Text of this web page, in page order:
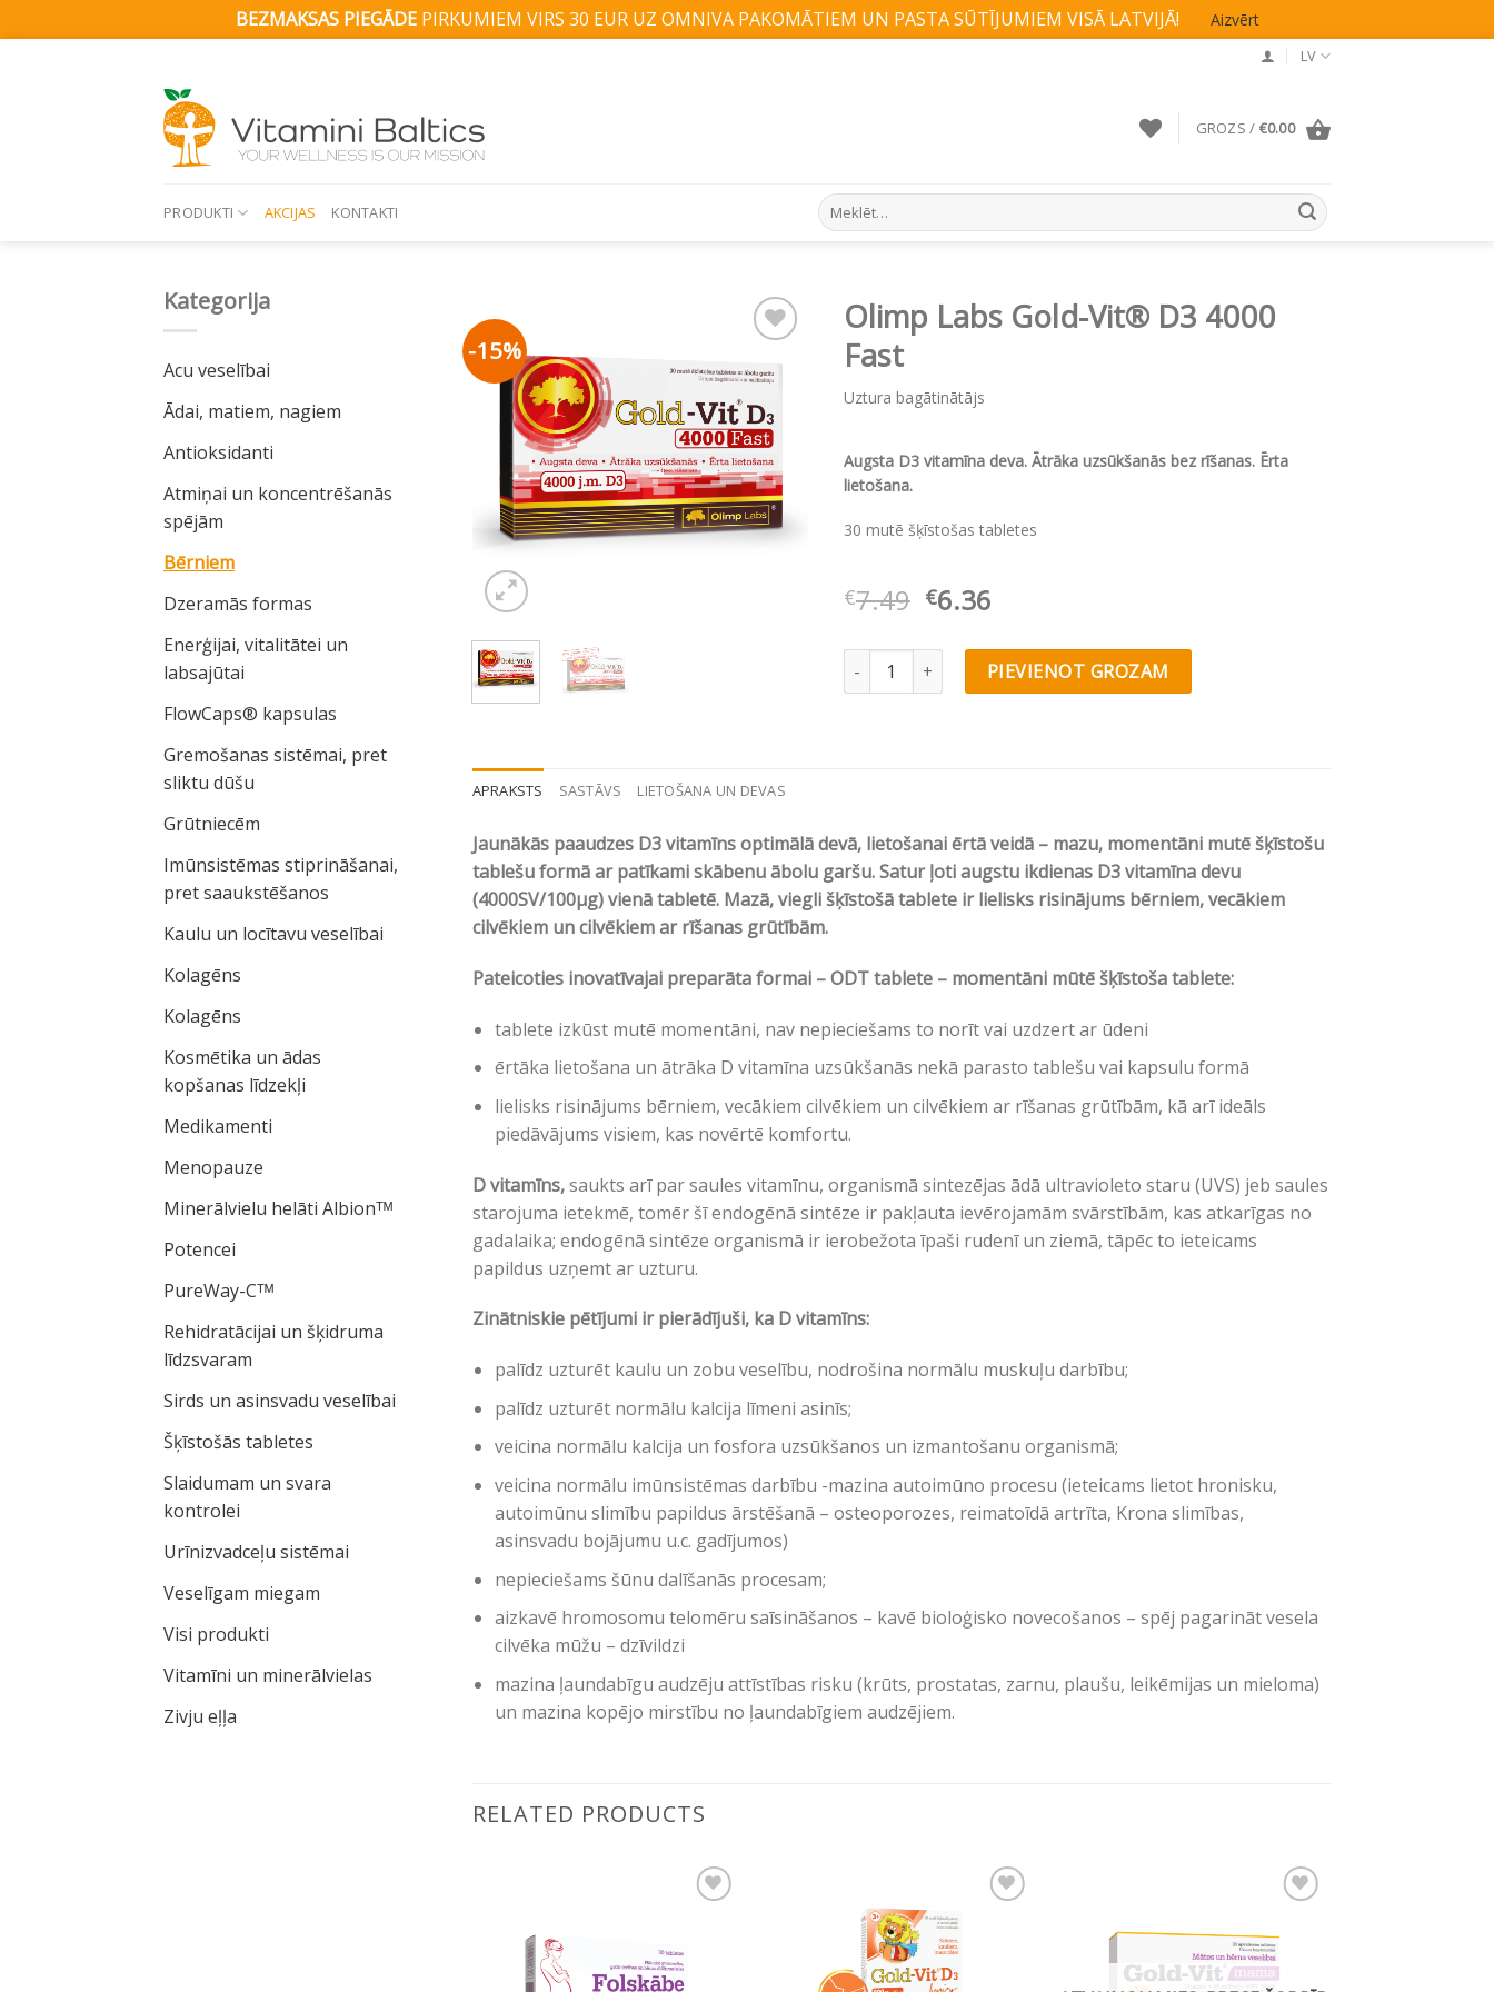
BEZMAKSAS PIEGĀDEPIRKUMIEM VIRS 30 EUR UZ OMNIVA PAKOMĀTIEM UN PASTA SŪTĪJUMIEM VISĀ LATVIJĀ! Aizvērt
LV
GROZS / €0.00
PRODUKTI AKCIJAS KONTAKTI
Search
for:
Kategorija
Acu veselībai
Ādai, matiem, nagiem
Antioksidanti
Atmiņai un koncentrēšanās
spējām
Bērniem
Dzeramās formas
Enerģijai, vitalitātei un
labsajūtai
FlowCaps® kapsulas
Gremošanas sistēmai, pret
sliktu dūšu
Grūtniecēm
Imūnsistēmas stiprināšanai,
pret saaukstēšanos
Kaulu un locītavu veselībai
Kolagēns
Kolagēns
Kosmētika un ādas
kopšanas līdzekļi
Medikamenti
Menopauze
Minerālvielu helāti Albionᵀᴹ
Potencei
PureWay-Cᵀᴹ
Rehidratācijai un šķidruma
līdzsvaram
Sirds un asinsvadu veselībai
Šķīstošās tabletes
Slaidumam un svara
kontrolei
Urīnizvadceļu sistēmai
Veselīgam miegam
Visi produkti
Vitamīni un minerālvielas
Zivju eļļa
-15%
Pievienot vēlmju
sarakstam
Olimp Labs Gold-Vit® D3 4000
Fast
Uztura bagātinātājs
Augsta D3 vitamīna deva. Ātrāka uzsūkšanās bez rīšanas. Ērta
lietošana.
30 mutē šķīstošas tabletes
€7.49 Original
was:
€7.49.
€6.36
is:
€6.36.
Olimp Labs Gold-Vit® D3 4000 Fast quantity
PIEVIENOT GROZAM
APRAKSTS SASTĀVS LIETOŠANA UN DEVAS
Jaunākās paaudzes D3 vitamīns optimālā devā, lietošanai ērtā veidā – mazu, momentāni mutē šķīstošu
tablešu formā ar patīkami skābenu ābolu garšu. Satur ļoti augstu ikdienas D3 vitamīna devu
(4000SV/100µg) vienā tabletē. Mazā, viegli šķīstošā tablete ir lielisks risinājums bērniem, vecākiem
cilvēkiem un cilvēkiem ar rīšanas grūtībām.
Pateicoties inovatīvajai preparāta formai – ODT tablete – momentāni mūtē šķīstoša tablete:
tablete izkūst mutē momentāni, nav nepieciešams to norīt vai uzdzert ar ūdeni
ērtāka lietošana un ātrāka D vitamīna uzsūkšanās nekā parasto tablešu vai kapsulu formā
lielisks risinājums bērniem, vecākiem cilvēkiem un cilvēkiem ar rīšanas grūtībām, kā arī ideāls
piedāvājums visiem, kas novērtē komfortu.
D vitamīns,saukts arī par saules vitamīnu, organismā sintezējas ādā ultravioleto staru (UVS) jeb saules
starojuma ietekmē, tomēr šī endogēnā sintēze ir pakļauta ievērojamām svārstībām, kas atkarīgas no
gadalaika; endogēnā sintēze organismā ir ierobežota īpaši rudenī un ziemā, tāpēc to ieteicams
papildus uzņemt ar uzturu.
Zinātniskie pētījumi ir pierādījuši, ka D vitamīns:
palīdz uzturēt kaulu un zobu veselību, nodrošina normālu muskuļu darbību;
palīdz uzturēt normālu kalcija līmeni asinīs;
veicina normālu kalcija un fosfora uzsūkšanos un izmantošanu organismā;
veicina normālu imūnsistēmas darbību -mazina autoimūno procesu (ieteicams lietot hronisku,
autoimūnu slimību papildus ārstēšanā – osteoporozes, reimatoīdā artrīta, Krona slimības,
asinsvadu bojājumu u.c. gadījumos)
nepieciešams šūnu dalīšanās procesam;
aizkavē hromosomu telomēru saīsināšanos – kavē bioloģisko novecošanos – spēj pagarināt vesela
cilvēka mūžu – dzīvildzi
mazina ļaundabīgu audzēju attīstības risku (krūts, prostatas, zarnu, plaušu, leikēmijas un mieloma)
un mazina kopējo mirstību no ļaundabīgiem audzējiem.
RELATED PRODUCTS
Pievienot vēlmju
sarakstam
sarakstam